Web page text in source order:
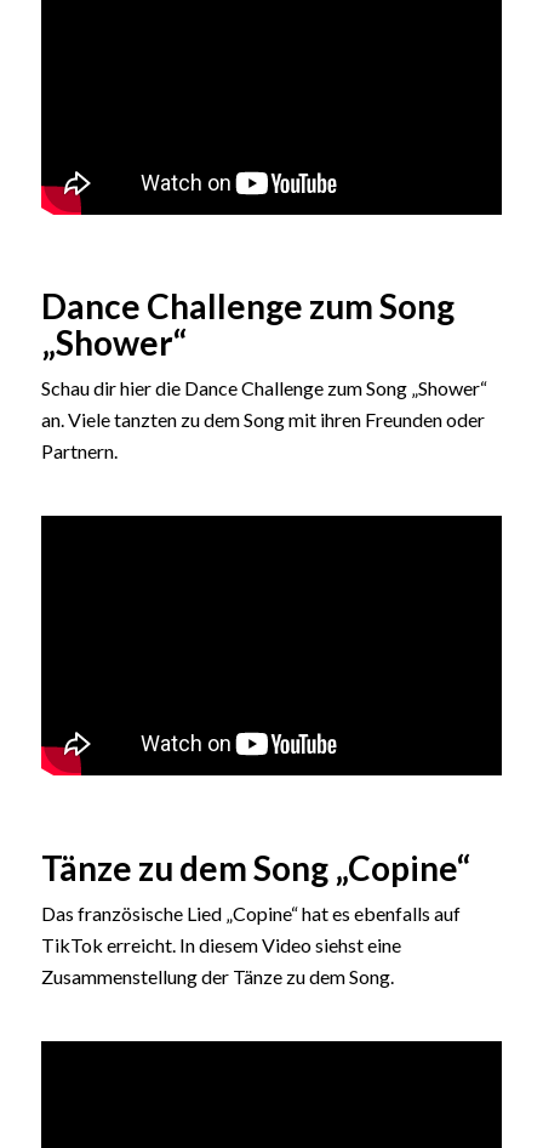
Dance Challenge zum Song
„Shower“
Schau dir hier die Dance Challenge zum Song „Shower“
an. Viele tanzten zu dem Song mit ihren Freunden oder
Partnern.
Tänze zu dem Song „Copine“
Das französische Lied „Copine“ hat es ebenfalls auf
TikTok erreicht. In diesem Video siehst eine
Zusammenstellung der Tänze zu dem Song.